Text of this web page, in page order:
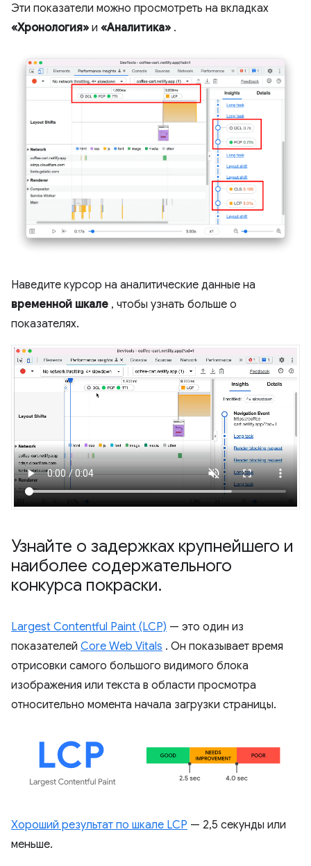
Эти показатели можно просмотреть на вкладках
«Хронология» и «Аналитика» .
Наведите курсор на аналитические данные на
временной шкале , чтобы узнать больше о
показателях.
Узнайте о задержках крупнейшего и
наиболее содержательного
конкурса покраски.
Largest Contentful Paint (LCP) — это один из
показателей Core Web Vitals . Он показывает время
отрисовки самого большого видимого блока
изображения или текста в области просмотра
относительно момента начала загрузки страницы.
Хороший результат по шкале LCP — 2,5 секунды или
меньше.